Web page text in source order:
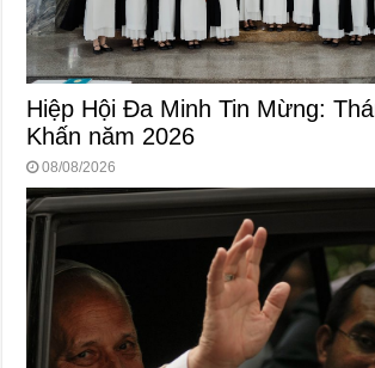
Hiệp Hội Đa Minh Tin Mừng:
Khấn năm 2026
08/08/2026